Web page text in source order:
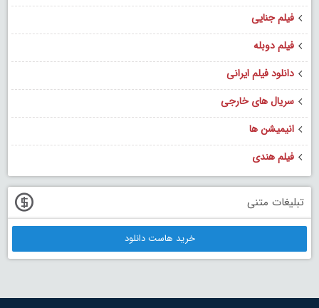
فیلم جنایی
فیلم دوبله
دانلود فیلم ایرانی
سریال های خارجی
انیمیشن ها
فیلم هندی
تبلیغات متنی
خرید هاست دانلود